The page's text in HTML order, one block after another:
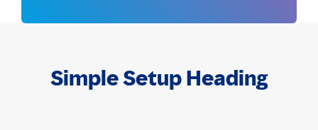
Simple Setup Heading